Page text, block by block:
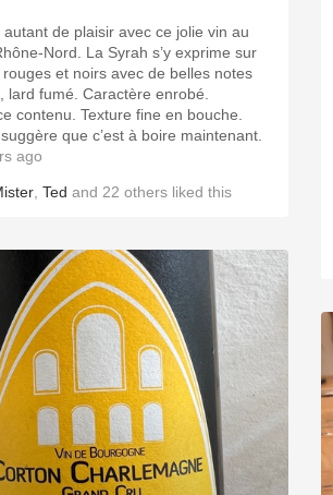
autant de plaisir avec ce jolie vin au
Nord. La Syrah s’y exprime sur
rouges et noirs avec de belles notes
lard fumé. Caractère enrobé.
contenu. Texture fine en bouche.
suggère que c’est à boire maintenant.
ago
Ted and 22 others liked this